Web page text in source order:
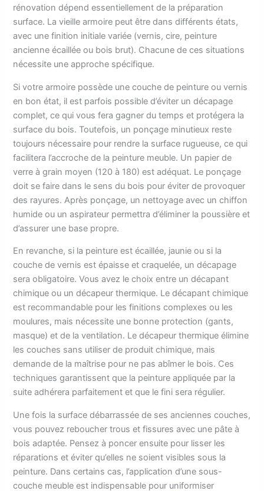
rénovation dépend essentiellement de la préparation
surface. La vieille armoire peut être dans différents états,
avec une finition initiale variée (vernis, cire, peinture
ancienne écaillée ou bois brut). Chacune de ces situations
nécessite une approche spécifique.
Si votre armoire possède une couche de peinture ou vernis
en bon état, il est parfois possible d’éviter un décapage
complet, ce qui vous fera gagner du temps et protégera la
surface du bois. Toutefois, un ponçage minutieux reste
toujours nécessaire pour rendre la surface rugueuse, ce qui
facilitera l’accroche de la peinture meuble. Un papier de
verre à grain moyen (120 à 180) est adéquat. Le ponçage
doit se faire dans le sens du bois pour éviter de provoquer
des rayures. Après ponçage, un nettoyage avec un chiffon
humide ou un aspirateur permettra d’éliminer la poussière et
d’assurer une base propre.
En revanche, si la peinture est écaillée, jaunie ou si la
couche de vernis est épaisse et craquelée, un décapage
sera obligatoire. Vous avez le choix entre un décapant
chimique ou un décapeur thermique. Le décapant chimique
est recommandable pour les finitions complexes ou les
moulures, mais nécessite une bonne protection (gants,
masque) et de la ventilation. Le décapeur thermique élimine
les couches sans utiliser de produit chimique, mais
demande de la maîtrise pour ne pas abîmer le bois. Ces
techniques garantissent que la peinture appliquée par la
suite adhérera parfaitement et que le fini sera régulier.
Une fois la surface débarrassée de ses anciennes couches,
vous pouvez reboucher trous et fissures avec une pâte à
bois adaptée. Pensez à poncer ensuite pour lisser les
réparations et éviter qu’elles ne soient visibles sous la
peinture. Dans certains cas, l’application d’une sous-
couche meuble est indispensable pour uniformiser